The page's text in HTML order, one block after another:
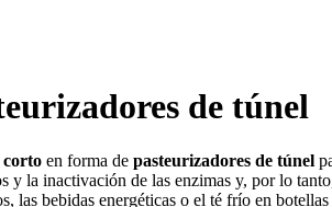
de túnel
corto en forma de pasteurizadores de túnel
la inactivación de las enzimas y, por lo
las bebidas energéticas o el té frío en